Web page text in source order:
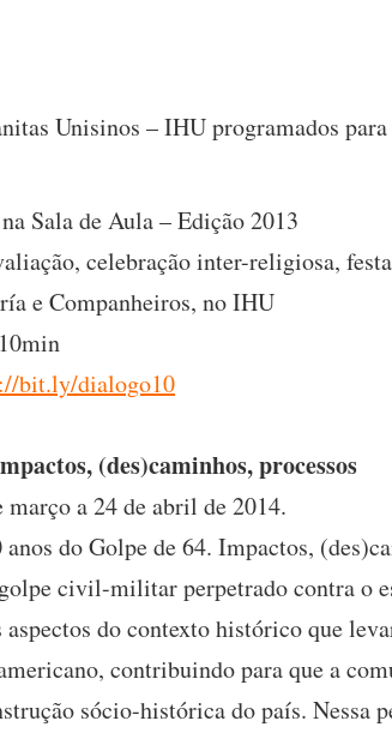
Unisinos – IHU programados
Sala de Aula – Edição 2013
celebração inter-religiosa, festa
e Companheiros, no IHU
bit.ly/dialogo10
(des)caminhos, processos
a 24 de abril de 2014.
do Golpe de 64. Impactos,
civil-militar perpetrado contra o
do contexto histórico que
contribuindo para que a
sócio-histórica do país. Nessa